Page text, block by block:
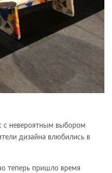
невероятным выбором
дизайна влюбились в
теперь пришло время